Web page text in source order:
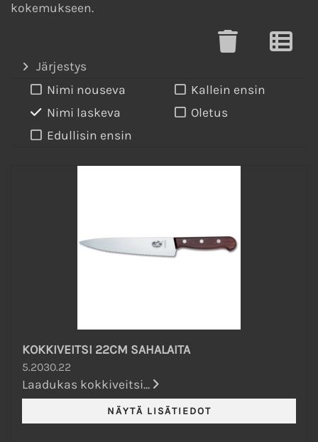
kokemukseen.
Järjestys
Nimi nouseva
Nimi laskeva
Edullisin ensin
Kallein ensin
Oletus
KOKKIVEITSI 22CM SAHALAITA
5.2030.22
Laadukas kokkiveitsi...